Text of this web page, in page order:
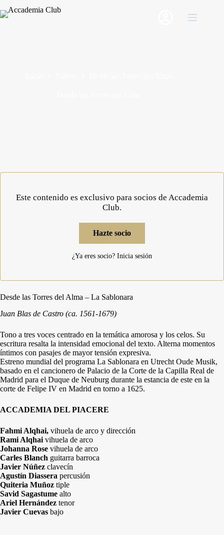
al
Este contenido es exclusivo para socios de Accademia
Club.
Hazte socio
¿Ya eres socio? Inicia sesión
Desde las Torres del Alma – La Sablonara
Juan Blas de Castro (ca. 1561-1679)
Tono a tres voces centrado en la temática amorosa y los celos. Su
escritura resalta la intensidad emocional del texto. Alterna momentos
íntimos con pasajes de mayor tensión expresiva.
Estreno mundial del programa La Sablonara en Utrecht Oude Musik,
basado en el cancionero de Palacio de la Corte de la Capilla Real de
Madrid para el Duque de Neuburg durante la estancia de este en la
corte de Felipe IV en Madrid en torno a 1625.
ACCADEMIA DEL PIACERE
Fahmi Alqhai, vihuela de arco y dirección
Rami Alqhai vihuela de arco
Johanna Rose vihuela de arco
Carles Blanch guitarra barroca
Javier Núñez clavecín
Agustín Diassera percusión
Quiteria Muñoz tiple
Savid Sagastume alto
Ariel Hernández tenor
Javier Cuevas bajo